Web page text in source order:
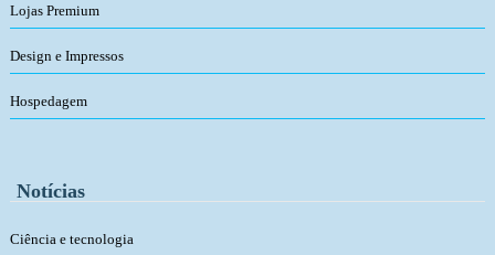
Lojas Premium
Design e Impressos
Hospedagem
Notícias
Ciência e tecnologia